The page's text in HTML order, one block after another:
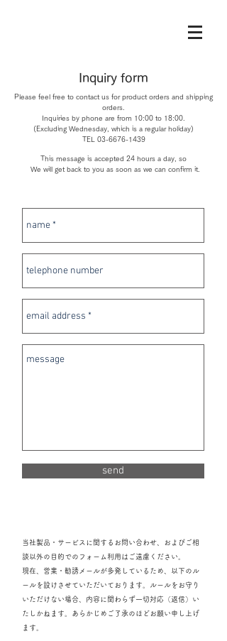
Inquiry form
Please feel free to contact us for product orders and shipping
orders.
Inquiries by phone are from 10:00 to 18:00.
(Excluding Wednesday, which is a regular holiday)
TEL 03-6676-1439
This message is accepted 24 hours a day, so
We will get back to you as soon as we can confirm it.
send
当社製品・サービスに関するお問い合わせ、およびご相
談以外の目的でのフォーム利用はご遠慮ください。
現在、営業・勧誘メールが多発しているため、以下のル
ールを設けさせていただいております。ルールをお守り
いただけない場合、内容に関わらず一切対応（返信）い
たしかねます。あらかじめご了承のほどお願い申し上げ
ます。